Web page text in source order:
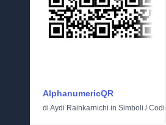
AlphanumericQR
di Aydi Rainkarnichi in Simboli /